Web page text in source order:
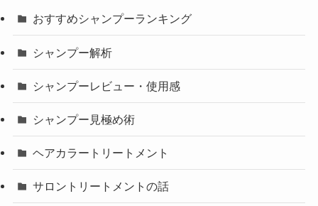
おすすめシャンプーランキング
シャンプー解析
シャンプーレビュー・使用感
シャンプー見極め術
ヘアカラートリートメント
サロントリートメントの話